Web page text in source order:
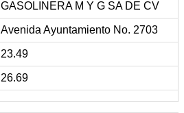
GASOLINERA M Y G SA DE CV
Avenida Ayuntamiento No. 2703
23.49
26.69